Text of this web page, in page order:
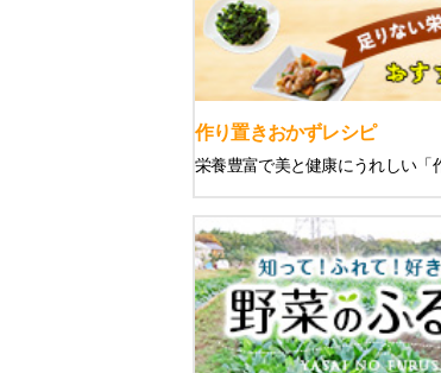
作り置きおかずレシピ
栄養豊富で美と健康にうれしい「